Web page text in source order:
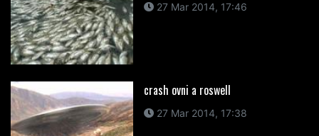
27 Mar 2014, 17:46
crash ovni a roswell
27 Mar 2014, 17:38